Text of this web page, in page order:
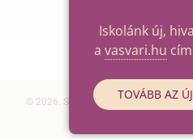
© 2026. Szegedi SZC Vasvári Pál
Iskolánk új,
a vasvari.hu
TOVÁBB AZ